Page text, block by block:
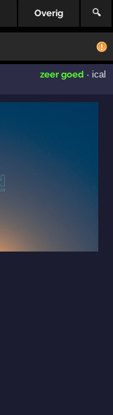
Overig 🔍
zeer goed· ical